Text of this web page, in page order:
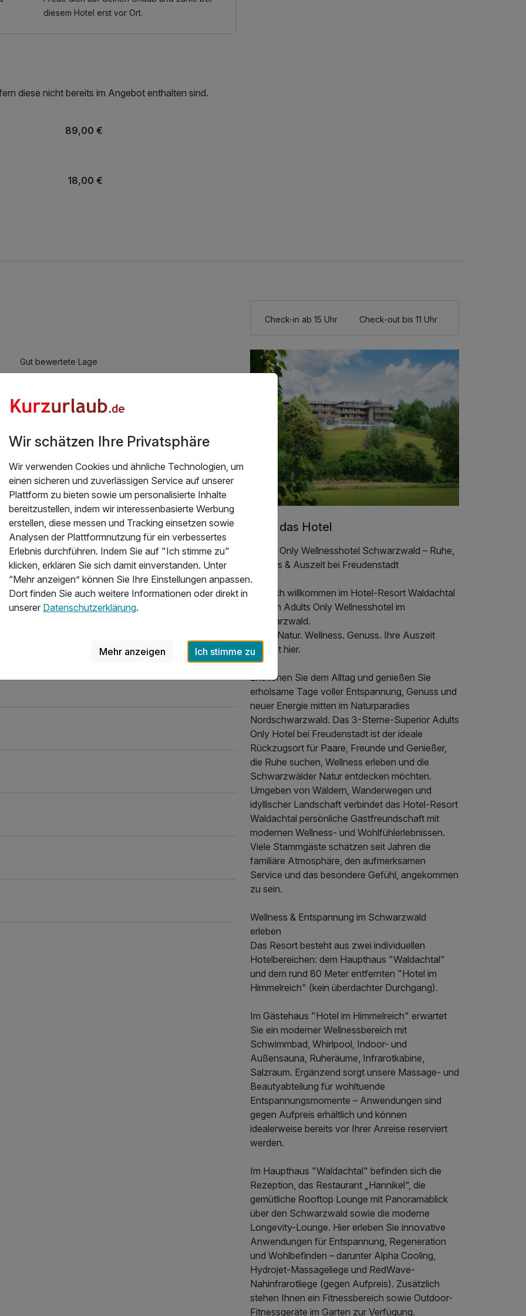
Alternativ genießen Sie ein Schwarzwald-
diesem Hotel erst vor Ort.
diese nicht bereits im Angebot enthalten sind.
89,00 €
18,00 €
84,00 €
34,00 €
28,00 €
48,00 €
9,50 €
Gut bewertete Lage
Auch vegetarische Speisen
Einkehren"
und immer bemühtes Personal. Top Lage,
und Sauberkeit insgesamt top. Preis
Check-in ab 15 Uhr Check-out bis 11 Uhr
Über das Hotel
Adults Only Wellnesshotel Schwarzwald – Ruhe,
Genuss & Auszeit bei Freudenstadt
Herzlich willkommen im Hotel-Resort Waldachtal
– Ihrem Adults Only Wellnesshotel im
Schwarzwald.
Ruhe. Natur. Wellness. Genuss. Ihre Auszeit
beginnt hier.
Entfliehen Sie dem Alltag und genießen Sie
erholsame Tage voller Entspannung, Genuss und
neuer Energie mitten im Naturparadies
Nordschwarzwald. Das 3-Sterne-Superior Adults
Only Hotel bei Freudenstadt ist der ideale
Rückzugsort für Paare, Freunde und Genießer,
die Ruhe suchen, Wellness erleben und die
Schwarzwälder Natur entdecken möchten.
Umgeben von Wäldern, Wanderwegen und
idyllischer Landschaft verbindet das Hotel-Resort
Waldachtal persönliche Gastfreundschaft mit
modernen Wellness- und Wohlfühlerlebnissen.
Viele Stammgäste schätzen seit Jahren die
familiäre Atmosphäre, den aufmerksamen
Service und das besondere Gefühl, angekommen
zu sein.
Wellness & Entspannung im Schwarzwald
erleben
Das Resort besteht aus zwei individuellen
Hotelbereichen: dem Haupthaus "Waldachtal"
und dem rund 80 Meter entfernten "Hotel im
Himmelreich" (kein überdachter Durchgang).
Im Gästehaus "Hotel im Himmelreich" erwartet
Sie ein moderner Wellnessbereich mit
Schwimmbad, Whirlpool, Indoor- und
Außensauna, Ruheräume, Infrarotkabine,
Salzraum. Ergänzend sorgt unsere Massage- und
Beautyabteilung für wohltuende
Entspannungsmomente – Anwendungen sind
gegen Aufpreis erhältlich und können
idealerweise bereits vor Ihrer Anreise reserviert
werden.
Im Haupthaus "Waldachtal" befinden sich die
Rezeption, das Restaurant „Hannikel“, die
gemütliche Rooftop Lounge mit Panoramablick
über den Schwarzwald sowie die moderne
Longevity-Lounge. Hier erleben Sie innovative
Anwendungen für Entspannung, Regeneration
und Wohlbefinden – darunter Alpha Cooling,
Hydrojet-Massageliege und RedWave-
Nahinfrarotliege (gegen Aufpreis). Zusätzlich
stehen Ihnen ein Fitnessbereich sowie Outdoor-
Fitnessgeräte im Garten zur Verfügung.
Wir schätzen Ihre Privatsphäre
Wir verwenden Cookies und ähnliche Technologien, um
einen sicheren und zuverlässigen Service auf unserer
Plattform zu bieten sowie um personalisierte Inhalte
bereitzustellen, indem wir interessenbasierte Werbung
erstellen, diese messen und Tracking einsetzen sowie
Analysen der Plattformnutzung für ein verbessertes
Erlebnis durchführen. Indem Sie auf "Ich stimme zu"
klicken, erklären Sie sich damit einverstanden. Unter
“Mehr anzeigen” können Sie Ihre Einstellungen anpassen.
Dort finden Sie auch weitere Informationen oder direkt in
unserer Datenschutzerklärung.
Mehr anzeigen Ich stimme zu